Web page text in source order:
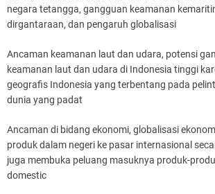
negara tetangga, gangguan keamanan
dirgantaraan, dan pengaruh globalisasi
Ancaman keamanan laut dan udara, potensi
keamanan laut dan udara di Indonesia tinggi
geografis Indonesia yang terbentang pada
dunia yang padat
Ancaman di bidang ekonomi, globalisasi
produk dalam negeri ke pasar internasional
juga membuka peluang masuknya produk-
domestic